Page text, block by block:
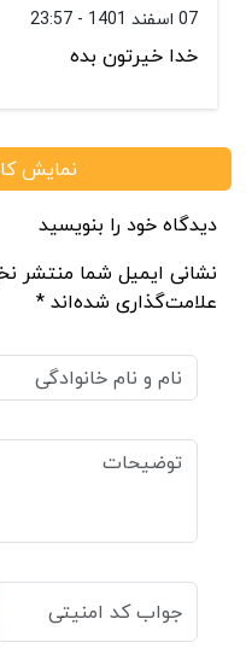
07 اسفند 1401 - 23:57
خدا خیرتون بده
نمایش
دیدگاه خود را بنویسید
نشانی ایمیل شما منتشر
علامت‌گذاری شده‌اند *